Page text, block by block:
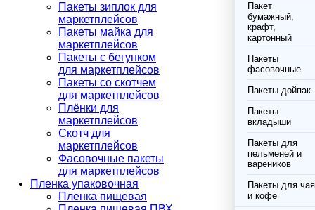
Пакеты зиплок для
маркетплейсов
Пакеты майка для
маркетплейсов
Пакеты с бегунком
для маркетплейсов
Пакеты со скотчем
для маркетплейсов
Плёнки для
маркетплейсов
Скотч для
маркетплейсов
Фасовочные пакеты
для маркетплейсов
Пленка упаковочная
Пленка пищевая
Пакет
бумажный,
крафт,
картонный
Пакеты
фасовочные
Пакеты дойпак
Пакеты
вкладыши
Пакеты для
пельменей и
вареников
Пакеты для чая
и кофе